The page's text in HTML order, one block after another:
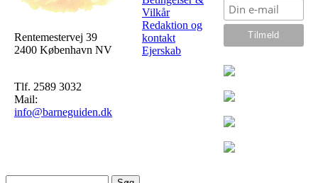
Rentemestervej 39
2400 København NV
Tlf. 2589 3032
Mail:
info@barneguiden.dk
Vilkår
Redaktion og
kontakt
Ejerskab